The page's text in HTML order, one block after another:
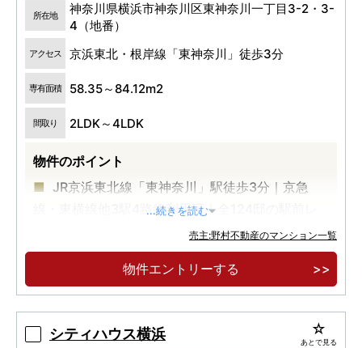
所在地
神奈川県横浜市神奈川区東神奈川一丁目3-2・3-
4（地番）
アクセス 京浜東北・根岸線「東神奈川」徒歩3分
専有面積 58.35～84.12m2
間取り 2LDK～4LDK
物件のポイント
JR京浜東北線「東神奈川」駅徒歩3分｜京急
線・東横線他3駅4路線利用可｜全124邸の駅前レ
「横浜」駅まで1駅1分｜「品川」駅、「東京」
駅まで直通｜平均専有面積70㎡超のゆとりある暮
らし
コンセプトルーム案内会開催中
...続きを読む
売主:野村不動産のマンション一覧
物件エントリーする
シティハウス横浜 あとで見る